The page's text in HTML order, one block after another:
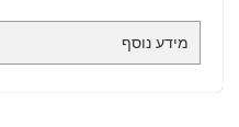
מידע נוסף